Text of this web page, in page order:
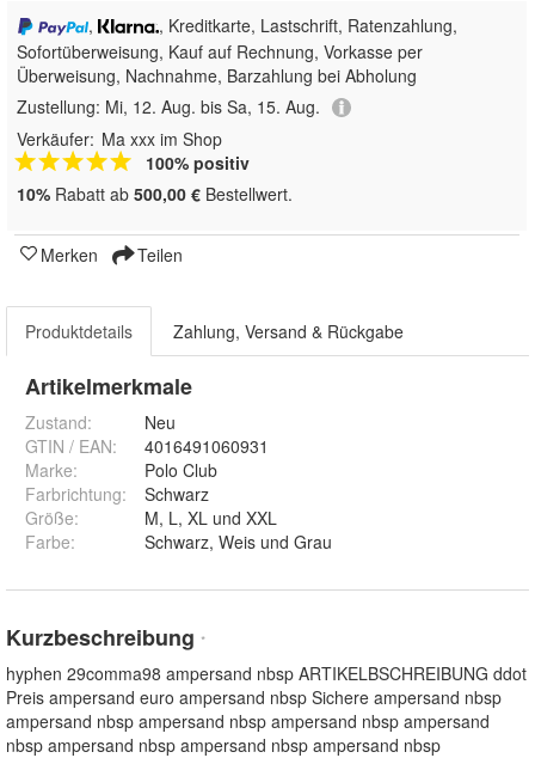
,
, Kreditkarte, Lastschrift, Ratenzahlung,
Sofortüberweisung, Kauf auf Rechnung, Vorkasse per
Überweisung, Nachnahme, Barzahlung bei Abholung
Zustellung: Mi, 12. Aug. bis Sa, 15. Aug.
Verkäufer: Ma xxx im Shop
100% positiv
10% Rabatt ab 500,00 € Bestellwert.
Merken Teilen
Produktdetails Zahlung, Versand & Rückgabe
Artikelmerkmale
Zustand:
Neu
GTIN / EAN:
4016491060931
Marke:
Polo Club
Farbrichtung:
Schwarz
Größe:
M, L, XL und XXL
Farbe: Schwarz, Weis und Grau
Kurzbeschreibung *
hyphen 29comma98 ampersand nbsp ARTIKELBSCHREIBUNG ddot
Preis ampersand euro ampersand nbsp Sichere ampersand nbsp
ampersand nbsp ampersand nbsp ampersand nbsp ampersand
nbsp ampersand nbsp ampersand nbsp ampersand nbsp